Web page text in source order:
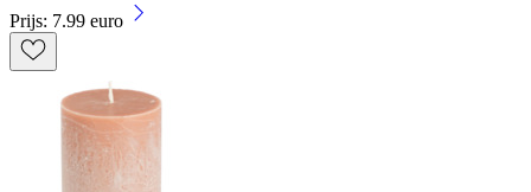
Prijs: 7.99 euro